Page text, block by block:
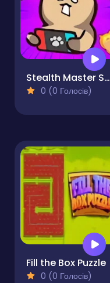
Stealth Master Sneak Cat
0 (0 Голосів)
Fill the Box Puzzle
0 (0 Голосів)